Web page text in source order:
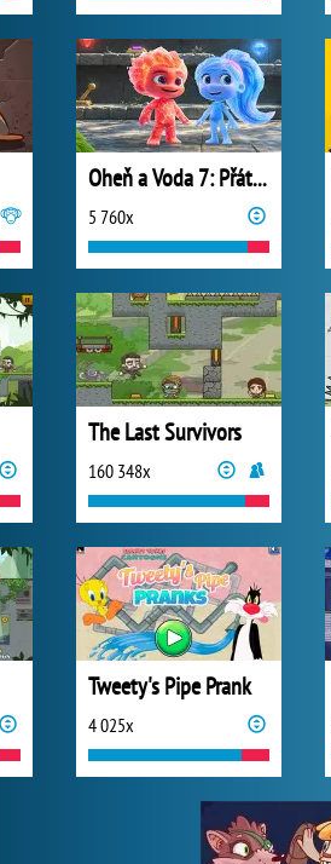
Oheň a Voda 7: Přátelé
5 760x
The Last Survivors
160 348x
Tweety's Pipe Prank
4 025x